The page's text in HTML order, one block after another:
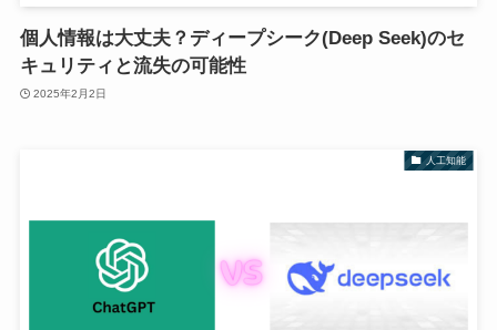
個人情報は大丈夫？ディープシーク(Deep Seek)のセ
キュリティと流失の可能性
2025年2月2日
人工知能